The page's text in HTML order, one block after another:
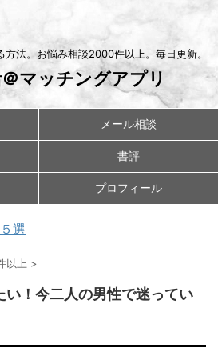
法。お悩み相談2000件以上。毎日更新。
マッチングアプリ
メール相談
書評
プロフィール
選
以上 >
！今二人の男性で迷ってい